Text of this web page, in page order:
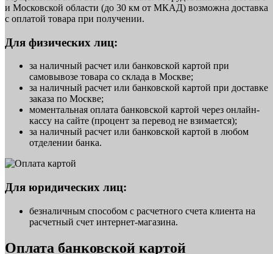
и Московской области (до 30 км от МКАД) возможна доставка
с оплатой товара при получении.
Для физических лиц:
за наличный расчет или банковской картой при
самовывозе товара со склада в Москве;
за наличный расчет или банковской картой при доставке
заказа по Москве;
моментальная оплата банковской картой через онлайн-
кассу на сайте (процент за перевод не взимается);
за наличный расчет или банковской картой в любом
отделении банка.
Для юридических лиц:
безналичным способом с расчетного счета клиента на
расчетный счет интернет-магазина.
Оплата банковской картой